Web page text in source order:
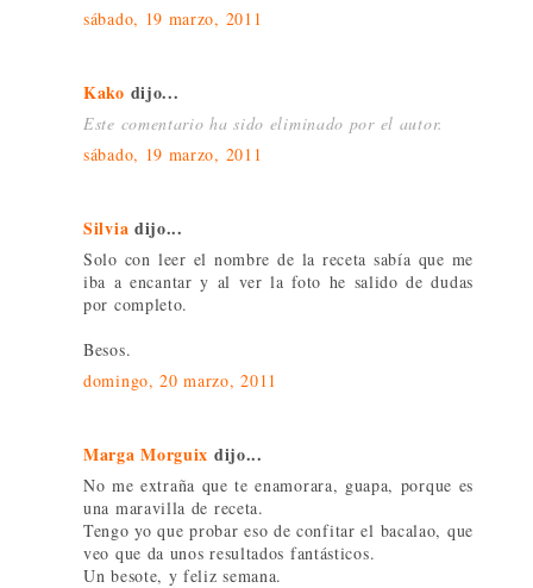
sábado, 19 marzo, 2011
Kako dijo...
Este comentario ha sido eliminado por el autor.
sábado, 19 marzo, 2011
Silvia dijo...
Solo con leer el nombre de la receta sabía que me
iba a encantar y al ver la foto he salido de dudas
por completo.
Besos.
domingo, 20 marzo, 2011
Marga Morguix dijo...
No me extraña que te enamorara, guapa, porque es
una maravilla de receta.
Tengo yo que probar eso de confitar el bacalao, que
veo que da unos resultados fantásticos.
Un besote, y feliz semana.